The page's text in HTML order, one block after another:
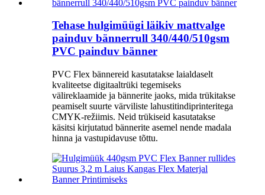
Tehase hulgimüügi läikiv mattvalge
painduv bännerrull 340/440/510gsm
PVC painduv bänner
PVC Flex bännereid kasutatakse laialdaselt
kvaliteetse digitaaltrüki tegemiseks
välireklaamide ja bännerite jaoks, mida trükitakse
peamiselt suurte värviliste lahustitindiprinteritega
CMYK-režiimis. Neid trükiseid kasutatakse
käsitsi kirjutatud bännerite asemel nende madala
hinna ja vastupidavuse tõttu.